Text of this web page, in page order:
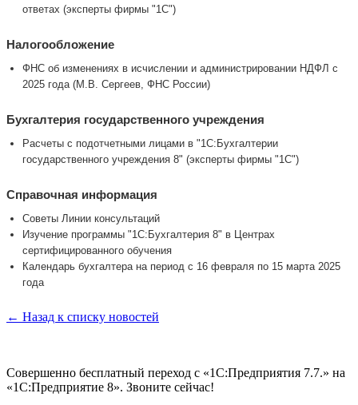
ответах (эксперты фирмы "1С")
Налогообложение
ФНС об изменениях в исчислении и администрировании НДФЛ с
2025 года (М.В. Сергеев, ФНС России)
Бухгалтерия государственного учреждения
Расчеты с подотчетными лицами в "1С:Бухгалтерии
государственного учреждения 8" (эксперты фирмы "1С")
Справочная информация
Советы Линии консультаций
Изучение программы "1С:Бухгалтерия 8" в Центрах
сертифицированного обучения
Календарь бухгалтера на период с 16 февраля по 15 марта 2025
года
← Назад к списку новостей
Совершенно бесплатный переход с «1С:Предприятия 7.7.» на
«1С:Предприятие 8». Звоните сейчас!